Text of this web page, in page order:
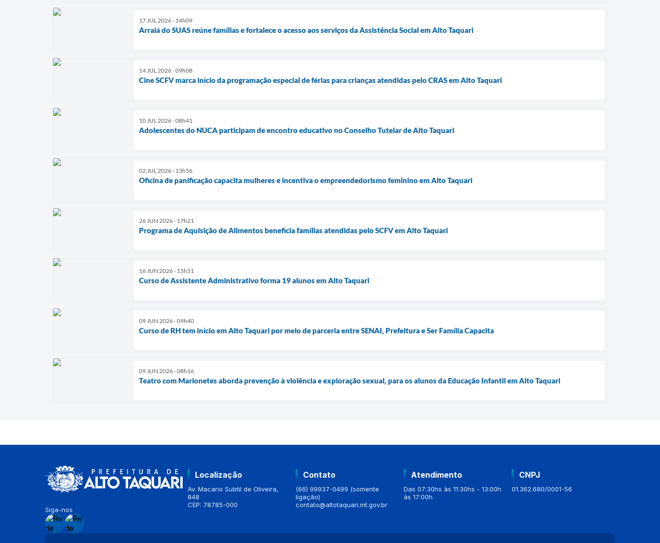
17 JUL 2026 - 14h09
Arraiá do SUAS reúne famílias e fortalece o acesso aos serviços da Assistência Social em Alto Taquari
14 JUL 2026 - 09h08
Cine SCFV marca início da programação especial de férias para crianças atendidas pelo CRAS em Alto Taquari
10 JUL 2026 - 08h41
Adolescentes do NUCA participam de encontro educativo no Conselho Tutelar de Alto Taquari
02 JUL 2026 - 13h56
Oficina de panificação capacita mulheres e incentiva o empreendedorismo feminino em Alto Taquari
26 JUN 2026 - 17h21
Programa de Aquisição de Alimentos beneficia famílias atendidas pelo SCFV em Alto Taquari
16 JUN 2026 - 15h51
Curso de Assistente Administrativo forma 19 alunos em Alto Taquari
09 JUN 2026 - 09h40
Curso de RH tem início em Alto Taquari por meio de parceria entre SENAI, Prefeitura e Ser Família Capacita
09 JUN 2026 - 08h16
Teatro com Marionetes aborda prevenção à violência e exploração sexual, para os alunos da Educação Infantil em Alto Taquari
Siga-nos
Localização
Av. Macario Subtil de Oliveira,
848
CEP: 78785-000
Contato
(66) 99937-0499 (somente
ligação)
contato@altotaquari.mt.gov.br
Atendimento
Das 07:30hs às 11:30hs - 13:00h
às 17:00h
CNPJ
01.362.680/0001-56